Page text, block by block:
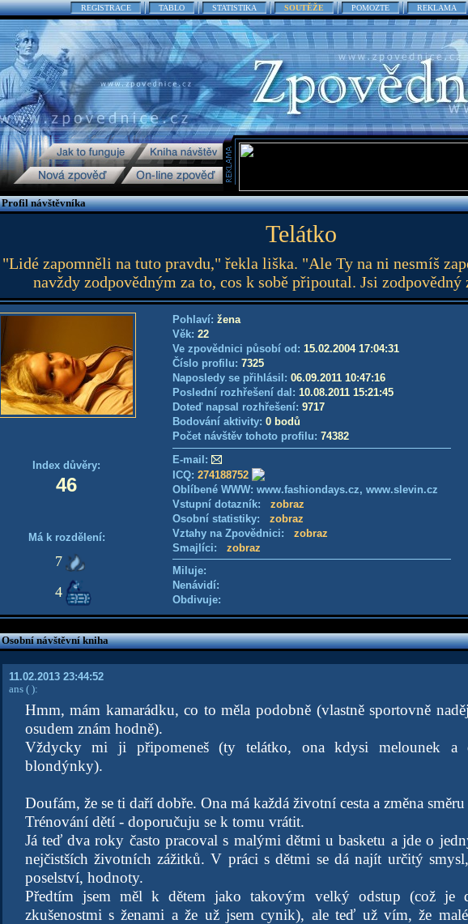
REGISTRACE TABLO STATISTIKA SOUTĚŽE POMOZTE REKLAMA
Profil návštěvníka
Telátko
"Lidé zapomněli na tuto pravdu," řekla liška. "Ale Ty na ni nesmíš
navždy zodpovědným za to, cos k sobě připoutal. Jsi zodpovědný
Index důvěry:
46
Má k rozdělení:
7
4
Pohlaví: žena
Věk: 22
Ve zpovědnici působí od: 15.02.2004 17:04:31
Číslo profilu: 7325
Naposledy se přihlásil: 06.09.2011 10:47:16
Poslední rozhřešení dal: 10.08.2011 15:21:45
Doteď napsal rozhřešení: 9717
Bodování aktivity: 0 bodů
Počet návštěv tohoto profilu: 74382
E-mail:
ICQ: 274188752
Oblíbené WWW: www.fashiondays.cz, www.slevin.cz
Vstupní dotazník: zobraz
Osobní statistiky: zobraz
Vztahy na Zpovědnici: zobraz
Smajlíci: zobraz
Miluje:
Nenávidí:
Obdivuje:
Osobní návštěvní kniha
11.02.2013 23:44:52
ans( ):
Hmm, mám kamarádku, co to měla podobně (vlastně sportovně
osudem znám hodně).
Vždycky mi ji připomeneš (ty telátko, ona kdysi melounek a
blondýnky).
Doufám, že se ti daří dobře. Ona má každá životní cesta a změna
Trénování dětí - doporučuju se k tomu vrátit.
Já teď dva roky často pracoval s malými dětmi u basketu a jde o
nejčistších životních zážitků. V práci s dětmi se dá najít určitý
poselství, hodnoty.
Předtím jsem měl k dětem jako takovým velký odstup (což je
zkušenostmi s ženami a že už jsem cynik), ale teď už vím, že